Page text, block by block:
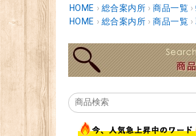
HOME › 総合案内所 › 商品一覧 ›
HOME › 総合案内所 › 商品一覧 ›